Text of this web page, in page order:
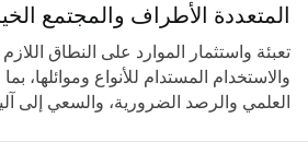
المتعددة الأطراف والمجتمع
تعبئة واستثمار الموارد على النطاق
والاستخدام المستدام للأنواع وموائلها،
العلمي والرصد الضرورية، والسعي إلى